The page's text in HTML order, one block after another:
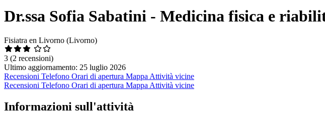
Dr.ssa Sofia Sabatini - Medicina fisica e
Fisiatra en Livorno (Livorno)
3 (2 recensioni)
Ultimo aggiornamento: 25 luglio 2026
Recensioni Telefono Orari di apertura Mappa Attività vicine
Recensioni Telefono Orari di apertura Mappa Attività vicine
Informazioni sull'attività